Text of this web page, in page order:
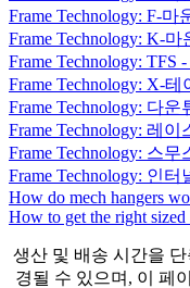
Frame Technology: F-마
Frame Technology: K-
Frame Technology: TFS
Frame Technology: X-
Frame Technology: 다운
Frame Technology: 레
Frame Technology: 스무
Frame Technology: 인
How do mech hangers
How to get the right
생산 및 배송 시간을
경될 수 있으며, 이 페